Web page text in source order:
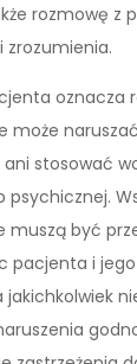
rozmowę z
zrozumienia.
oznacza
może
stosować
być
pacjenta i